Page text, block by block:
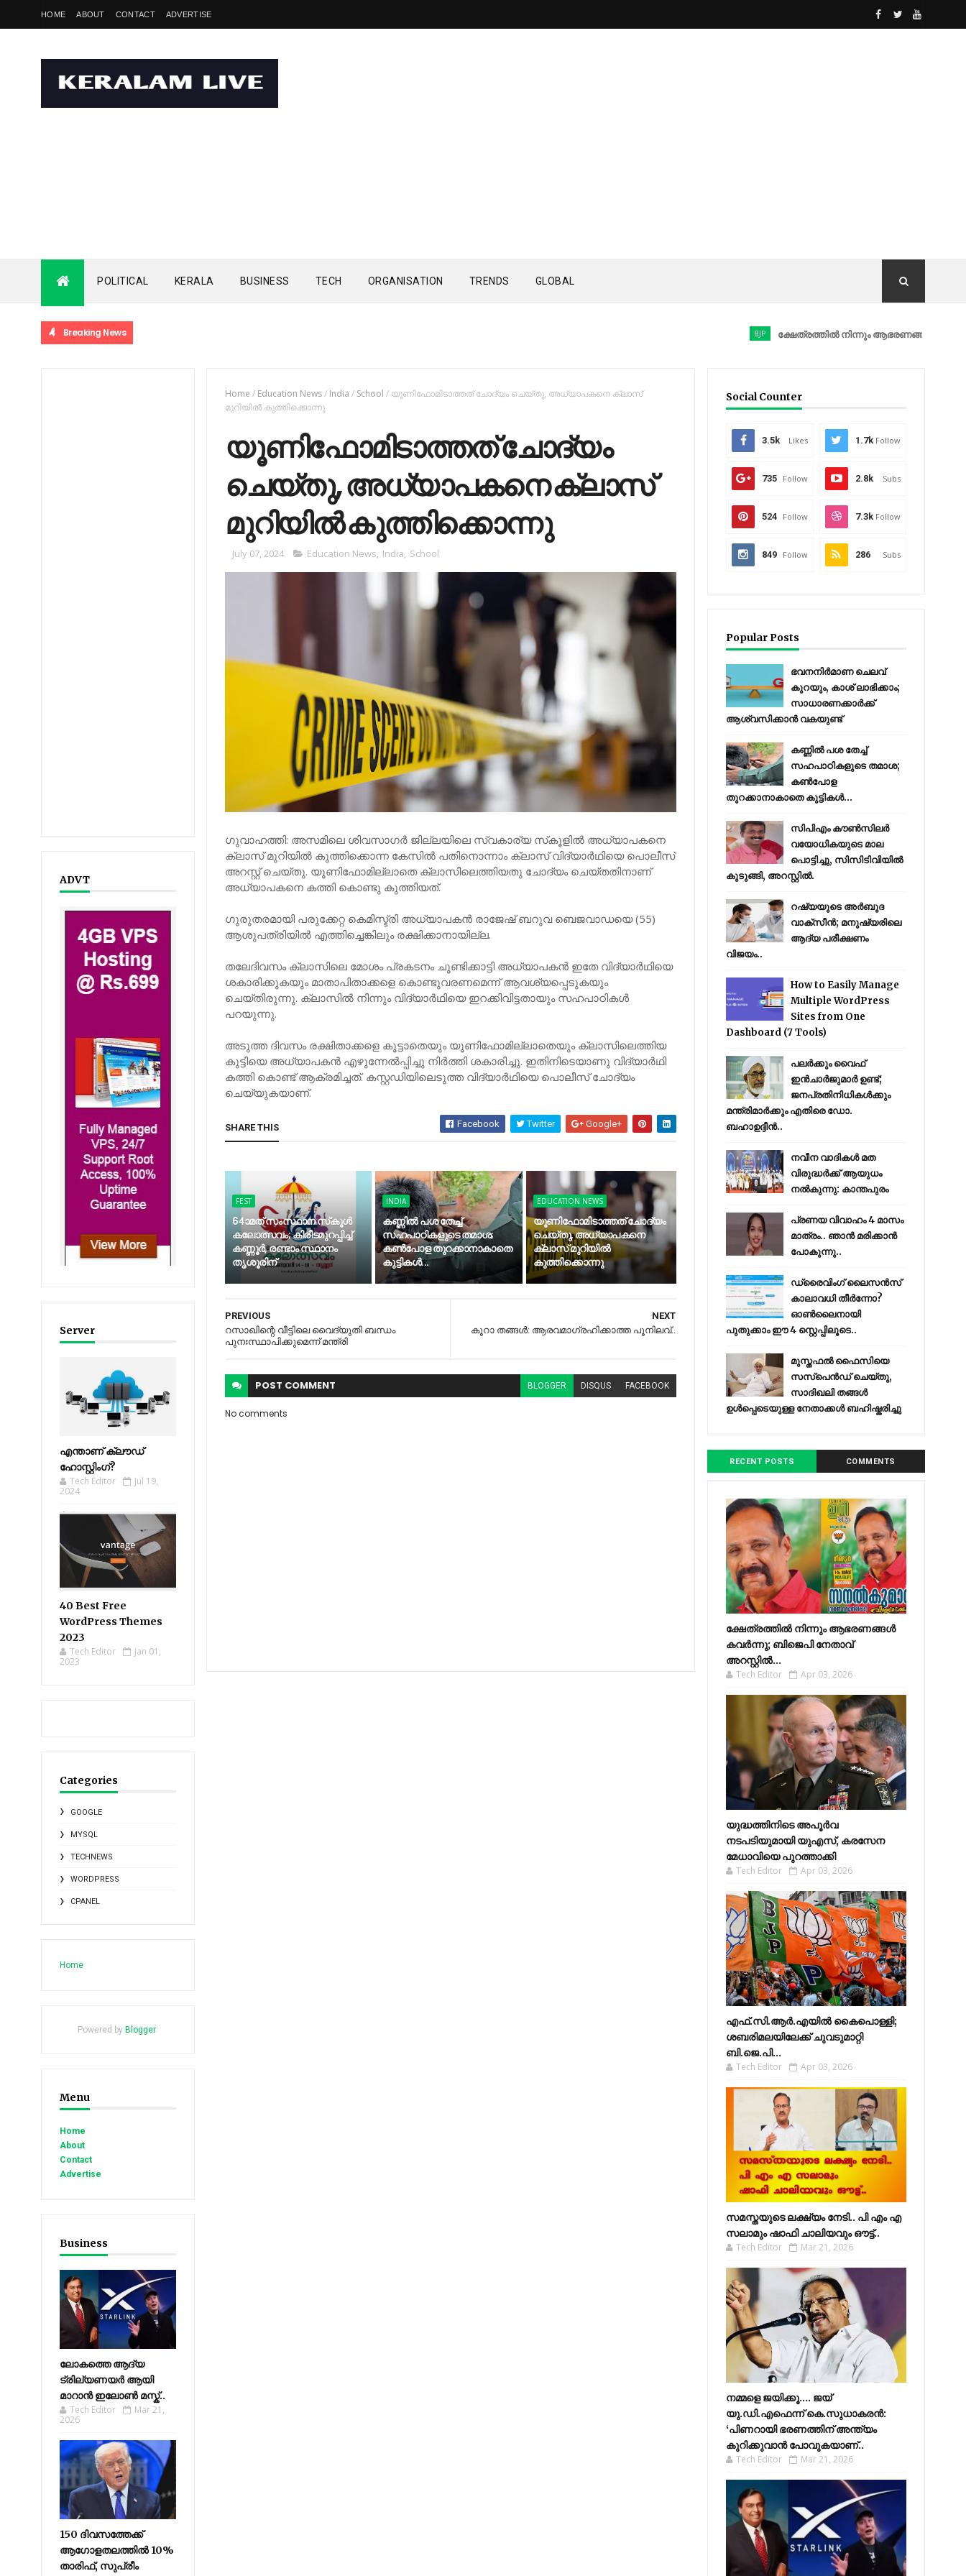
HOME ABOUT CONTACT ADVERTISE
POLITICAL KERALA BUSINESS TECH ORGANISATION TRENDS GLOBAL
Breaking News ക്ഷേത്രത്തിൽ നിന്നും ആഭരണങ്ങൾ കവർന്നു;
ADVT
Server
എന്താണ് ക്ലൗഡ്
ഹോസ്റ്റിംഗ്?
Tech Editor
Jul 19,
2024
40 Best Free
WordPress Themes
2023
Tech Editor
Jan 01,
2023
Categories
GOOGLE
MYSQL
TECHNEWS
WORDPRESS
CPANEL
Home
Powered by Blogger.
Menu
Home
About
Contact
Advertise
Business
ലോകത്തെ ആദ്യ
ട്രില്യണയർ ആയി
മാറാൻ ഇലോൺ മസ്ക്..
Tech Editor
Mar 21,
2026
150 ദിവസത്തേക്ക്
ആഗോളതലത്തിൽ 10%
താരിഫ്, സുപ്രീം
Home / Education News/ India / School / യൂണിഫോമിടാത്തത് ചോദ്യം ചെയ്തു, അധ്യാപകനെ ക്ലാസ്
മുറിയിൽ കുത്തിക്കൊന്നു
യൂണിഫോമിടാത്തത് ചോദ്യം
ചെയ്തു, അധ്യാപകനെ ക്ലാസ്
മുറിയിൽ കുത്തിക്കൊന്നു
July 07, 2024 Education News, India, School
ഗുവാഹത്തി: അസമിലെ ശിവസാഗർ ജില്ലയിലെ സ്വകാര്യ സ്‌കൂളിൽ അധ്യാപകനെ
ക്ലാസ് മുറിയിൽ കുത്തിക്കൊന്ന കേസിൽ പതിനൊന്നാം ക്ലാസ് വിദ്യാർഥിയെ പൊലീസ്
അറസ്റ്റ് ചെയ്തു. യൂണിഫോമില്ലാതെ ക്ലാസിലെത്തിയതു ചോദ്യം ചെയ്തതിനാണ്
അധ്യാപകനെ കത്തി കൊണ്ടു കുത്തിയത്.
ഗുരുതരമായി പരുക്കേറ്റ കെമിസ്ട്രി അധ്യാപകൻ രാജേഷ് ബറുവ ബെജവാഡയെ (55)
ആശുപത്രിയിൽ എത്തിച്ചെങ്കിലും രക്ഷിക്കാനായില്ല.
തലേദിവസം ക്ലാസിലെ മോശം പ്രകടനം ചൂണ്ടിക്കാട്ടി അധ്യാപകൻ ഇതേ വിദ്യാർഥിയെ
ശകാരിക്കുകയും മാതാപിതാക്കളെ കൊണ്ടുവരണമെന്ന് ആവശ്യപ്പെടുകയും
ചെയ്തിരുന്നു. ക്ലാസിൽ നിന്നും വിദ്യാർഥിയെ ഇറക്കിവിട്ടതായും സഹപാഠികൾ
പറയുന്നു.
അടുത്ത ദിവസം രക്ഷിതാക്കളെ കൂട്ടാതെയും യൂണിഫോമില്ലാതെയും ക്ലാസിലെത്തിയ
കുട്ടിയെ അധ്യാപകൻ എഴുന്നേൽപ്പിച്ചു നിർത്തി ശകാരിച്ചു. ഇതിനിടെയാണു വിദ്യാർഥി
കത്തി കൊണ്ട് ആക്രമിച്ചത്. കസ്റ്റഡിയിലെടുത്ത വിദ്യാർഥിയെ പൊലീസ് ചോദ്യം
ചെയ്യുകയാണ്.
SHARE THIS Facebook Twitter Google+
FEST
64ാമത് സംസ്ഥാന സ്‌കൂള്‍
കലോത്സവം; കിരീടമുറപ്പിച്ച്
കണ്ണൂർ, രണ്ടാം സ്ഥാനം
തൃശൂരിന്
INDIA
കണ്ണിൽ പശ തേച്ച്
സഹപാഠികളുടെ തമാശ;
കൺപോള തുറക്കാനാകാതെ
കുട്ടികൾ...
EDUCATION NEWS
യൂണിഫോമിടാത്തത് ചോദ്യം
ചെയ്തു, അധ്യാപകനെ
ക്ലാസ് മുറിയിൽ
കുത്തിക്കൊന്നു
NEXT
കൂറാ തങ്ങൾ: ആരവമാഗ്രഹിക്കാത്ത പൂനിലവ്..
PREVIOUS
റസാഖിന്റെ വീട്ടിലെ വൈദ്യുതി ബന്ധം
പുനഃസ്ഥാപിക്കുമെന്ന് മന്ത്രി
POST COMMENT BLOGGER DISQUS FACEBOOK
No comments
Social Counter
3.5k Likes 1.7k Follow
735 Follow 2.8k Subs
524 Follow 7.3k Follow
849 Follow 286 Subs
Popular Posts
ഭവനനിർമാണ ചെലവ്
കുറയും, കാശ് ലാഭിക്കാം;
സാധാരണക്കാർക്ക്
ആശ്വസിക്കാൻ വകയുണ്ട്
കണ്ണിൽ പശ തേച്ച്
സഹപാഠികളുടെ തമാശ;
കൺപോള
തുറക്കാനാകാതെ കുട്ടികൾ...
സിപിഎം കൗണ്‍സിലര്‍
വയോധികയുടെ മാല
പൊട്ടിച്ചു, സിസിടിവിയില്‍
കുടുങ്ങി, അറസ്റ്റില്‍.
റഷ്യയുടെ അര്‍ബുദ
വാക്‌സീന്‍; മനുഷ്യരിലെ
ആദ്യ പരീക്ഷണം
വിജയം..
How to Easily Manage
Multiple WordPress
Sites from One
Dashboard (7 Tools)
പലർക്കും വൈഫ്
ഇൻചാർജുമാർ ഉണ്ട്;
ജനപ്രതിനിധികൾക്കും
മന്ത്രിമാർക്കും എതിരെ ഡോ.
ബഹാഉദ്ദീൻ..
നവീന വാദികൾ മത
വിരുദ്ധർക്ക് ആയുധം
നൽകുന്നു: കാന്തപുരം
പ്രണയ വിവാഹം 4 മാസം
മാത്രം.. ഞാൻ മരിക്കാൻ
പോകുന്നു..
ഡ്രൈവിംഗ് ലൈസൻസ്
കാലാവധി തീർന്നോ?
ഓൺലൈനായി
പുതുക്കാം ഈ 4 സ്റ്റെപ്പിലൂടെ..
മുസ്തഫൽ ഫൈസിയെ
സസ്‌പെൻഡ് ചെയ്തു,
സാദിഖലി തങ്ങൾ
ഉൾപ്പെടെയുള്ള നേതാക്കൾ ബഹിഷ്കരിച്ചു
RECENT POSTS COMMENTS
ക്ഷേത്രത്തിൽ നിന്നും ആഭരണങ്ങൾ
കവർന്നു; ബിജെപി നേതാവ്
അറസ്റ്റിൽ...
Tech Editor Apr 03, 2026
യുദ്ധത്തിനിടെ അപൂർവ
നടപടിയുമായി യുഎസ്, കരസേന
മേധാവിയെ പുറത്താക്കി
Tech Editor Apr 03, 2026
എഫ്​.സി.ആർ.എയിൽ കൈപൊള്ളി;
ശബരിമലയിലേക്ക്​ ചുവടുമാറ്റി
ബി.ജെ.പി...
Tech Editor Apr 03, 2026
സമസ്തയുടെ ലക്ഷ്യം നേടി.. പി എം എ
സലാമും ഷാഫി ചാലിയവും ഔട്ട്..
Tech Editor Mar 21, 2026
നമ്മളെ ജയിക്കൂ.... ജയ്
യു.ഡി.എഫെന്ന് കെ.സുധാകരൻ:
‘പിണറായി ഭരണത്തിന് അന്ത്യം
കുറിക്കുവാൻ പോവുകയാണ്..
Tech Editor Mar 21, 2026